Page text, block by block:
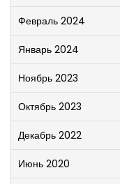
Февраль 2024
Январь 2024
Ноябрь 2023
Октябрь 2023
Декабрь 2022
Июнь 2020